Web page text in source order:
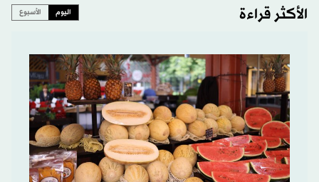
الأكثر قراءة اليوم الأسبوع